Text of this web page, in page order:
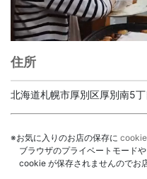
住所
北海道札幌市厚別区厚別南5
※お気に入りのお店の保存に cookie
ブラウザのプライベートモード
cookie が保存されませんのでお